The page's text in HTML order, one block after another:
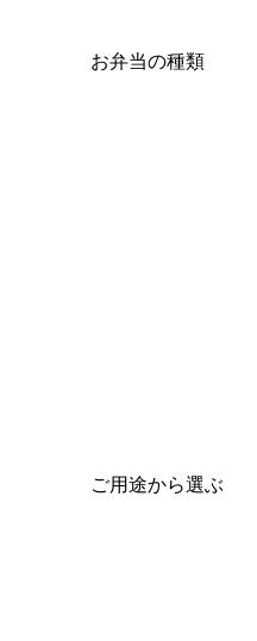
お弁当の種類
ご用途から選ぶ